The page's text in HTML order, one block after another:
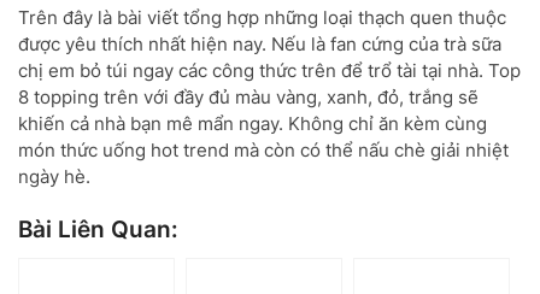
Trên đây là bài viết tổng hợp những loại thạch quen thuộc
được yêu thích nhất hiện nay. Nếu là fan cứng của trà sữa
chị em bỏ túi ngay các công thức trên để trổ tài tại nhà. Top
8 topping trên với đầy đủ màu vàng, xanh, đỏ, trắng sẽ
khiến cả nhà bạn mê mẩn ngay. Không chỉ ăn kèm cùng
món thức uống hot trend mà còn có thể nấu chè giải nhiệt
ngày hè.
Bài Liên Quan: